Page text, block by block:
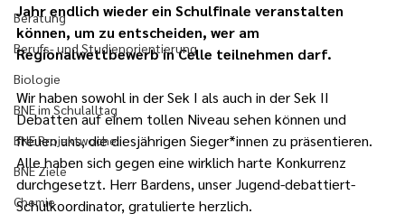
Beratung
Berufs- und Studienorientierung
Biologie
BNE im Schulalltag
BNE Projektwoche
BNE Ziele
Chemie
Jahr endlich wieder ein Schulfinale veranstalten
können, um zu entscheiden, wer am
Regionalwettbewerb in Celle teilnehmen darf.
Wir haben sowohl in der Sek I als auch in der Sek II
Debatten auf einem tollen Niveau sehen können und
freuen uns, die diesjährigen Sieger*innen zu präsentieren.
Alle haben sich gegen eine wirklich harte Konkurrenz
durchgesetzt. Herr Bardens, unser Jugend-debattiert-
Schulkoordinator, gratulierte herzlich.